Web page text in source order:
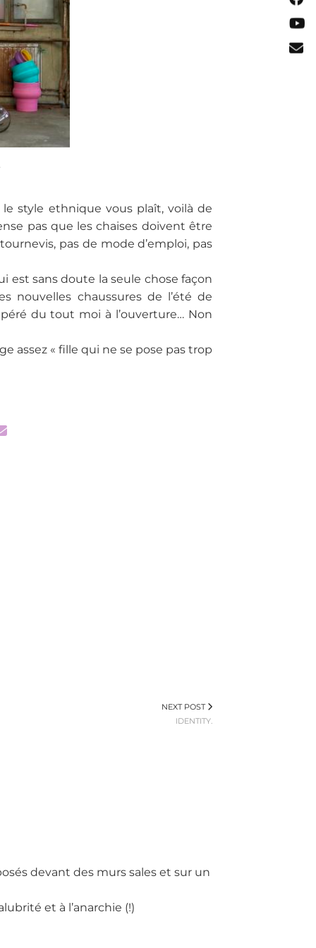
style ethnique vous plaît, voilà de
pas que les chaises doivent être
pas de mode d’emploi, pas
est sans doute la seule chose façon
nouvelles chaussures de l’été de
du tout moi à l’ouverture… Non
assez « fille qui ne se pose pas trop
NEXT POST
IDENTITY.
devant des murs sales et sur un
et à l’anarchie (!)